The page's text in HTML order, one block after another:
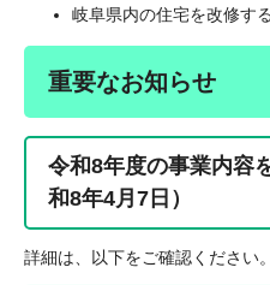
岐阜県内の住宅を改修す
重要なお知らせ
令和8年度の事業内容
和8年4月7日）
詳細は、以下をご確認ください。